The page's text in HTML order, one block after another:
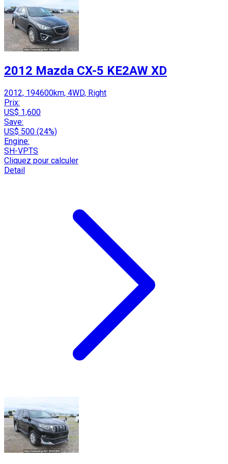
2012 Mazda CX-5 KE2AW XD
2012, 194600km, 4WD, Right
Prix:
US$ 1,600
Save:
US$ 500 (24%)
Engine:
SH-VPTS
Cliquez pour calculer
Detail